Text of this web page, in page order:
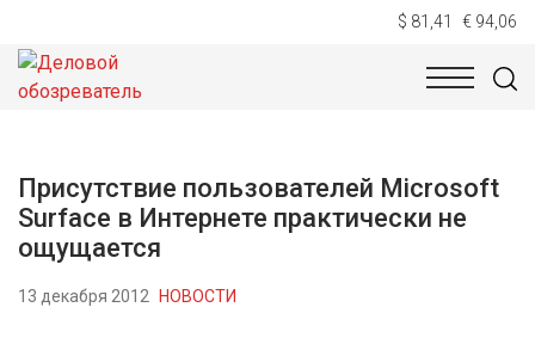
$ 81,41 € 94,06
НОВОСТИ
Присутствие пользователей Microsoft
Surface в Интернете практически не
ощущается
13 декабря 2012 НОВОСТИ